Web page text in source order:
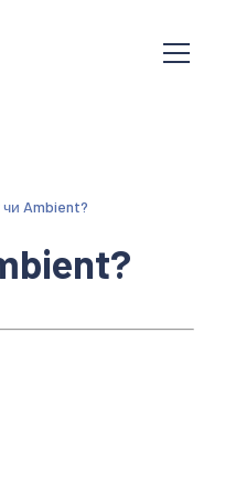
Ambient?